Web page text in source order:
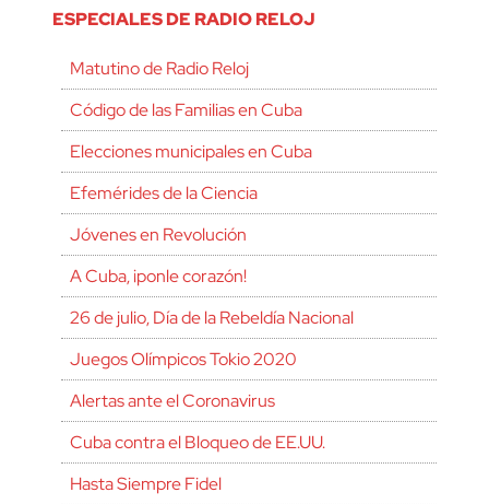
ESPECIALES DE RADIO RELOJ
Matutino de Radio Reloj
Código de las Familias en Cuba
Elecciones municipales en Cuba
Efemérides de la Ciencia
Jóvenes en Revolución
A Cuba, ¡ponle corazón!
26 de julio, Día de la Rebeldía Nacional
Juegos Olímpicos Tokio 2020
Alertas ante el Coronavirus
Cuba contra el Bloqueo de EE.UU.
Hasta Siempre Fidel